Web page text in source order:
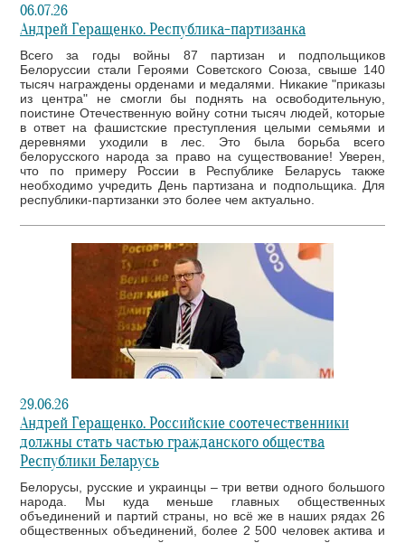
06.07.26
Андрей Геращенко. Республика-партизанка
Всего за годы войны 87 партизан и подпольщиков
Белоруссии стали Героями Советского Союза, свыше 140
тысяч награждены орденами и медалями. Никакие "приказы
из центра" не смогли бы поднять на освободительную,
поистине Отечественную войну сотни тысяч людей, которые
в ответ на фашистские преступления целыми семьями и
деревнями уходили в лес. Это была борьба всего
белорусского народа за право на существование! Уверен,
что по примеру России в Республике Беларусь также
необходимо учредить День партизана и подпольщика. Для
республики-партизанки это более чем актуально.
29.06.26
Андрей Геращенко. Российские соотечественники
должны стать частью гражданского общества
Республики Беларусь
Белорусы, русские и украинцы – три ветви одного большого
народа. Мы куда меньше главных общественных
объединений и партий страны, но всё же в наших рядах 26
общественных объединений, более 2 500 человек актива и